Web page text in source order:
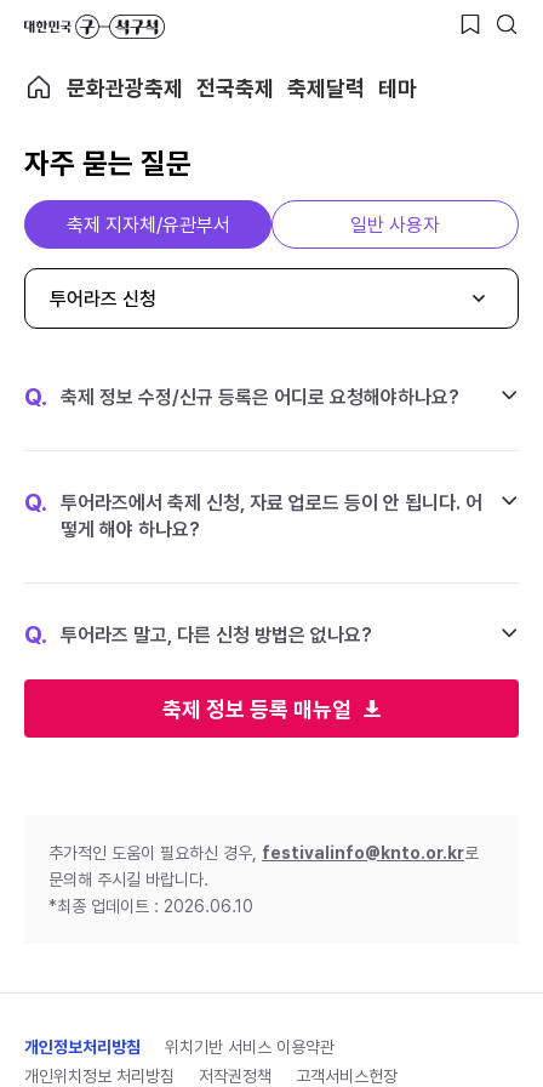
문화관광축제 전국축제 축제달력 테마
자주 묻는 질문
축제 정보 등록 매뉴얼
축제 지자체/유관부서 일반 사용자
투어라즈 신청
Q. 축제 정보 수정/신규 등록은 어디로 요청해야하나요?
Q.
투어라즈에서 축제 신청, 자료 업로드 등이 안 됩니다. 어
떻게 해야 하나요?
Q. 투어라즈 말고, 다른 신청 방법은 없나요?
추가적인 도움이 필요하신 경우, festivalinfo@knto.or.kr로
문의해 주시길 바랍니다.
*최종 업데이트 : 2026.06.10
개인정보처리방침
위치기반 서비스 이용약관
개인위치정보 처리방침
저작권정책 고객서비스헌장